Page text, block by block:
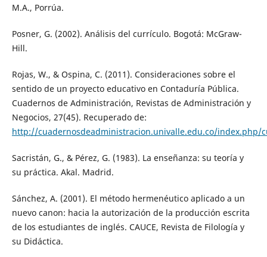
M.A., Porrúa.
Posner, G. (2002). Análisis del currículo. Bogotá: McGraw-
Hill.
Rojas, W., & Ospina, C. (2011). Consideraciones sobre el
sentido de un proyecto educativo en Contaduría Pública.
Cuadernos de Administración, Revistas de Administración y
Negocios, 27(45). Recuperado de:
http://cuadernosdeadministracion.univalle.edu.co/index.php/
Sacristán, G., & Pérez, G. (1983). La enseñanza: su teoría y
su práctica. Akal. Madrid.
Sánchez, A. (2001). El método hermenéutico aplicado a un
nuevo canon: hacia la autorización de la producción escrita
de los estudiantes de inglés. CAUCE, Revista de Filología y
su Didáctica.